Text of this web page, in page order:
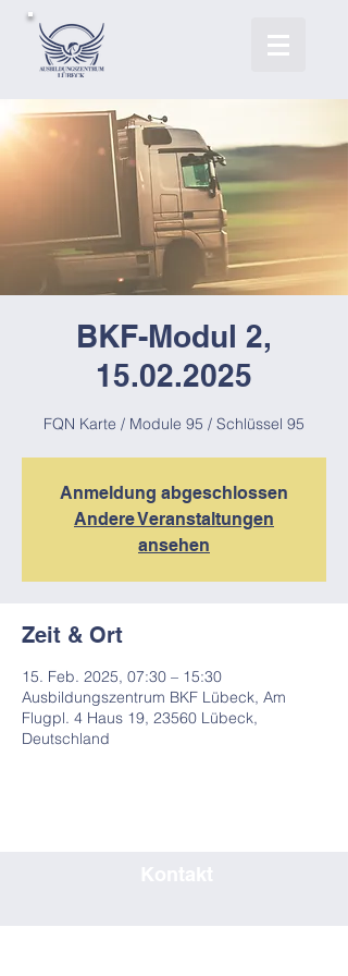
BKF-Modul 2,
15.02.2025
FQN Karte / Module 95 / Schlüssel 95
Anmeldung abgeschlossen
Andere Veranstaltungen
ansehen
Zeit & Ort
15. Feb. 2025, 07:30 – 15:30
Ausbildungszentrum BKF Lübeck, Am
Flugpl. 4 Haus 19, 23560 Lübeck,
Deutschland